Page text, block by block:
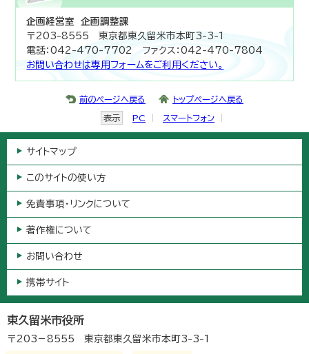
企画経営室 企画調整課
〒203-8555 東京都東久留米市本町3-3-1
電話：042-470-7702 ファクス：042-470-7804
お問い合わせは専用フォームをご利用ください。
前のページへ戻る トップページへ戻る
表示 PC スマートフォン
サイトマップ
このサイトの使い方
免責事項・リンクについて
著作権について
お問い合わせ
携帯サイト
東久留米市役所
〒203－8555 東京都東久留米市本町3-3-1